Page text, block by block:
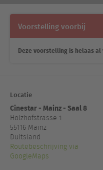
Voorstelling voorbij
Deze voorstelling is helaas al
Locatie
Cinestar - Mainz - Saal 8
Holzhofstrasse 1
55116 Mainz
Duitsland
Routebeschrijving via
GoogleMaps